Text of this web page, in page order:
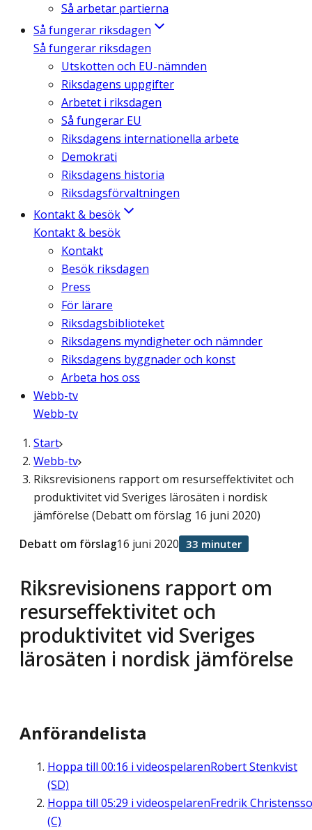
Så arbetar partierna
Så fungerar riksdagen
Så fungerar riksdagen
Utskotten och EU-nämnden
Riksdagens uppgifter
Arbetet i riksdagen
Så fungerar EU
Riksdagens internationella arbete
Demokrati
Riksdagens historia
Riksdagsförvaltningen
Kontakt & besök
Kontakt & besök
Kontakt
Besök riksdagen
Press
För lärare
Riksdagsbiblioteket
Riksdagens myndigheter och nämnder
Riksdagens byggnader och konst
Arbeta hos oss
Webb-tv
Webb-tv
Start
Webb-tv
Riksrevisionens rapport om resurseffektivitet och
produktivitet vid Sveriges lärosäten i nordisk
jämförelse (Debatt om förslag 16 juni 2020)
Riksrevisionens rapport om
resurseffektivitet och
produktivitet vid Sveriges
lärosäten i nordisk jämförelse
Debatt om förslag16 juni 2020 33 minuter
Anförandelista
Hoppa till 00:16 i videospelarenRobert Stenkvist
(SD)
Hoppa till 05:29 i videospelarenFredrik
(C)